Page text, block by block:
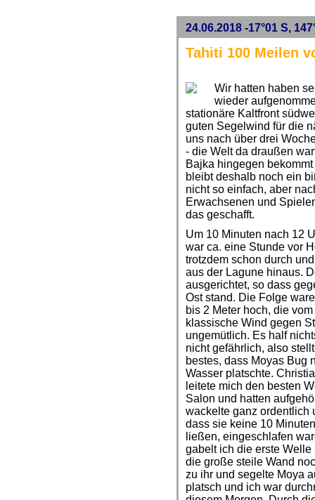
24.06.2018 -17°01 S,
Tahiti 100 Meilen
Wir hatten haben
wieder
stationäre Kaltfront
guten Segelwind für die
uns nach über drei
- die Welt da draußen
Bajka hingegen
bleibt deshalb noch ein
nicht so einfach, aber
Erwachsenen und
das geschafft.
Um 10 Minuten nach 12
war ca. eine Stunde vor
trotzdem schon durch
aus der Lagune hinaus.
ausgerichtet, so dass
Ost stand. Die Folge
bis 2 Meter hoch, die
klassische Wind gegen
ungemütlich. Es half
nicht gefährlich, also
bestes, dass Moyas Bug
Wasser platschte.
leitete mich den besten
Salon und hatten
wackelte ganz ordentlich
dass sie keine 10
ließen, eingeschlafen
gabelt ich die erste
die große steile Wand
zu ihr und segelte Moya
platsch und ich war